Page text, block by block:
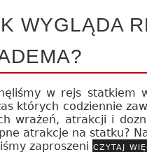
WYGLĄDA
w rejs statkiem
których codziennie
wrażeń, atrakcji i
atrakcje na statku?
zaproszeni czytaj